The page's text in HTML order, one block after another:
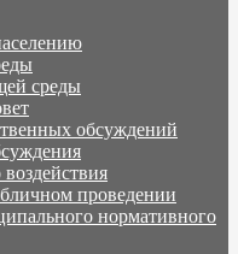
среды
обсуждений
проведении
нормативного